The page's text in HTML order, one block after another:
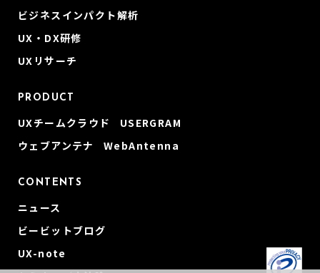
ビジネスインパクト解析
UX・DX研修
UXリサーチ
PRODUCT
UXチームクラウド USERGRAM
ウェブアンテナ WebAntenna
CONTENTS
ニュース
ビービットブログ
UX-note